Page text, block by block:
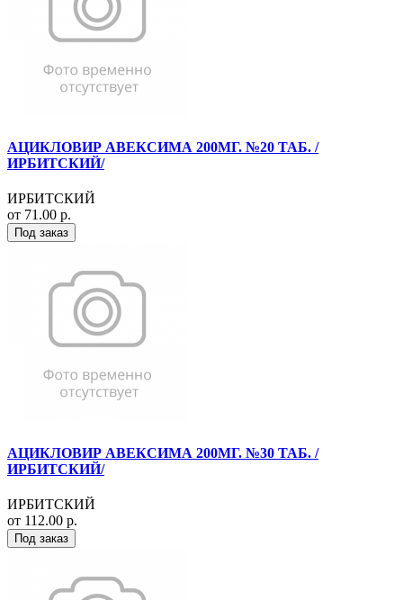
АЦИКЛОВИР АВЕКСИМА 200МГ. №20 ТАБ. /
ИРБИТСКИЙ/
ИРБИТСКИЙ
от 71.00 р.
Под заказ
АЦИКЛОВИР АВЕКСИМА 200МГ. №30 ТАБ. /
ИРБИТСКИЙ/
ИРБИТСКИЙ
от 112.00 р.
Под заказ